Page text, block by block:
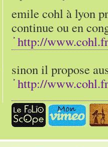
emile cohl à lyon
continue ou en
http://
sinon il propose
http://